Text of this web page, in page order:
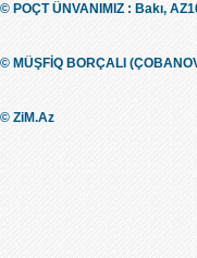
© POÇT ÜNVANIMIZ : Bakı,
© MÜŞFİQ BORÇALI
© ZiM.Az